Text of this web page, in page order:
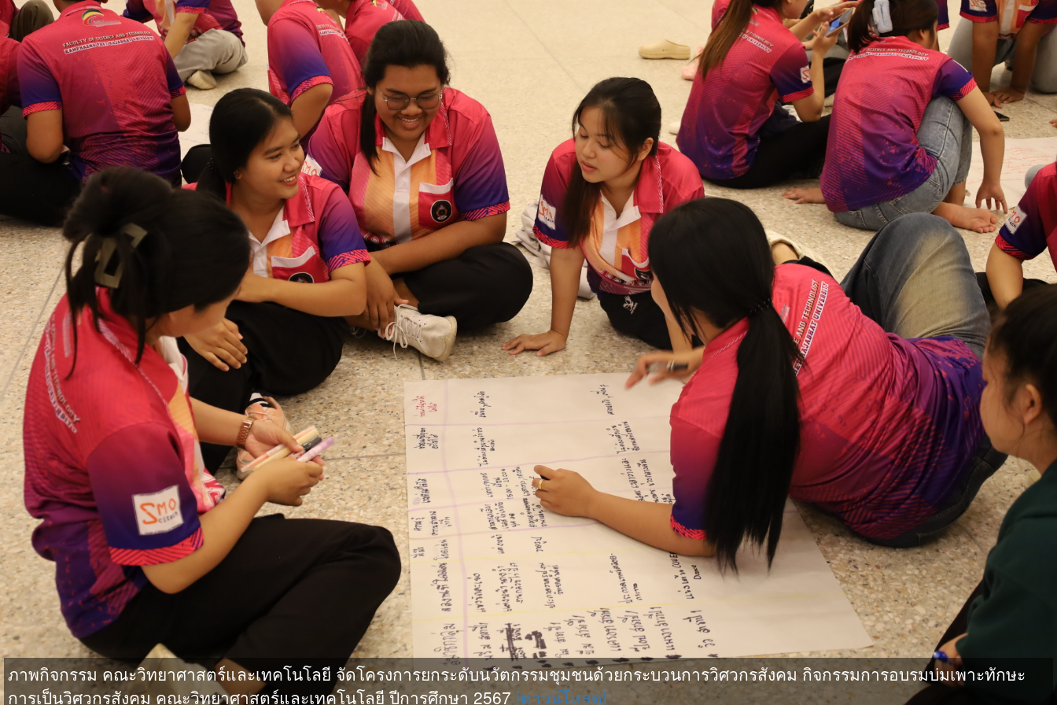
ภาพกิจกรรม คณะวิทยาศาสตร์และเทคโนโลยี จัดโครงการยกระดับนวัตกรรมชุมชนด้วยกระบวนการวิศวกรสังคม กิจกรรมการอบรมบ่มเพาะทักษะ
การเป็นวิศวกรสังคม คณะวิทยาศาสตร์และเทคโนโลยี ปีการศึกษา 2567 [ดาวน์โหลด]